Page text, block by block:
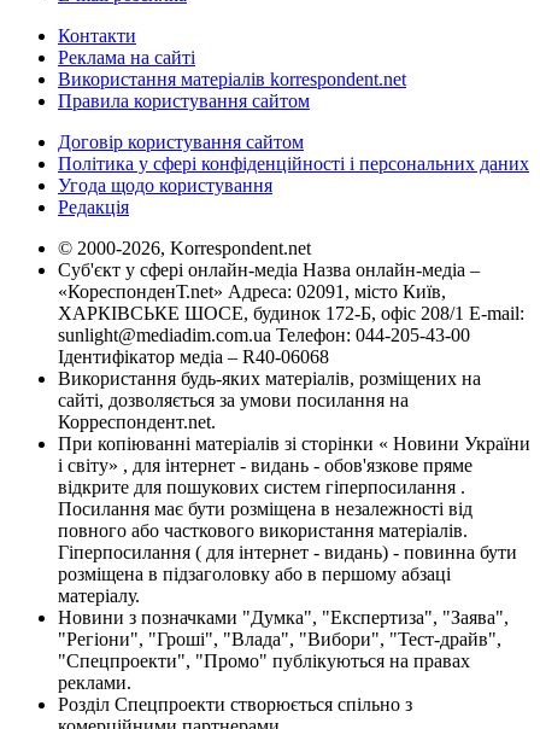
Контакти
Реклама на сайті
Використання матеріалів korrespondent.net
Правила користування сайтом
Договір користування сайтом
Політика у сфері конфіденційності і персональних даних
Угода щодо користування
Редакція
© 2000-2026, Korrespondent.net
Суб'єкт у сфері онлайн-медіа Назва онлайн-медіа –
«КореспонденТ.net» Адреса: 02091, місто Київ,
ХАРКІВСЬКЕ ШОСЕ, будинок 172-Б, офіс 208/1 E-mail:
sunlight@mediadim.com.ua Телефон: 044-205-43-00
Ідентифікатор медіа – R40-06068
Використання будь-яких матеріалів, розміщених на
сайті, дозволяється за умови посилання на
Корреспондент.net.
При копіюванні матеріалів зі сторінки « Новини України
і світу» , для інтернет - видань - обов'язкове пряме
відкрите для пошукових систем гіперпосилання .
Посилання має бути розміщена в незалежності від
повного або часткового використання матеріалів.
Гіперпосилання ( для інтернет - видань) - повинна бути
розміщена в підзаголовку або в першому абзаці
матеріалу.
Новини з позначками "Думка", "Експертиза", "Заява",
"Регіони", "Гроші", "Влада", "Вибори", "Тест-драйв",
"Спецпроекти", "Промо" публікуються на правах
реклами.
Розділ Спецпроекти створюється спільно з